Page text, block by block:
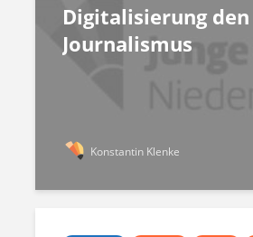
Digitalisierung den
Journalismus
Konstantin Klenke